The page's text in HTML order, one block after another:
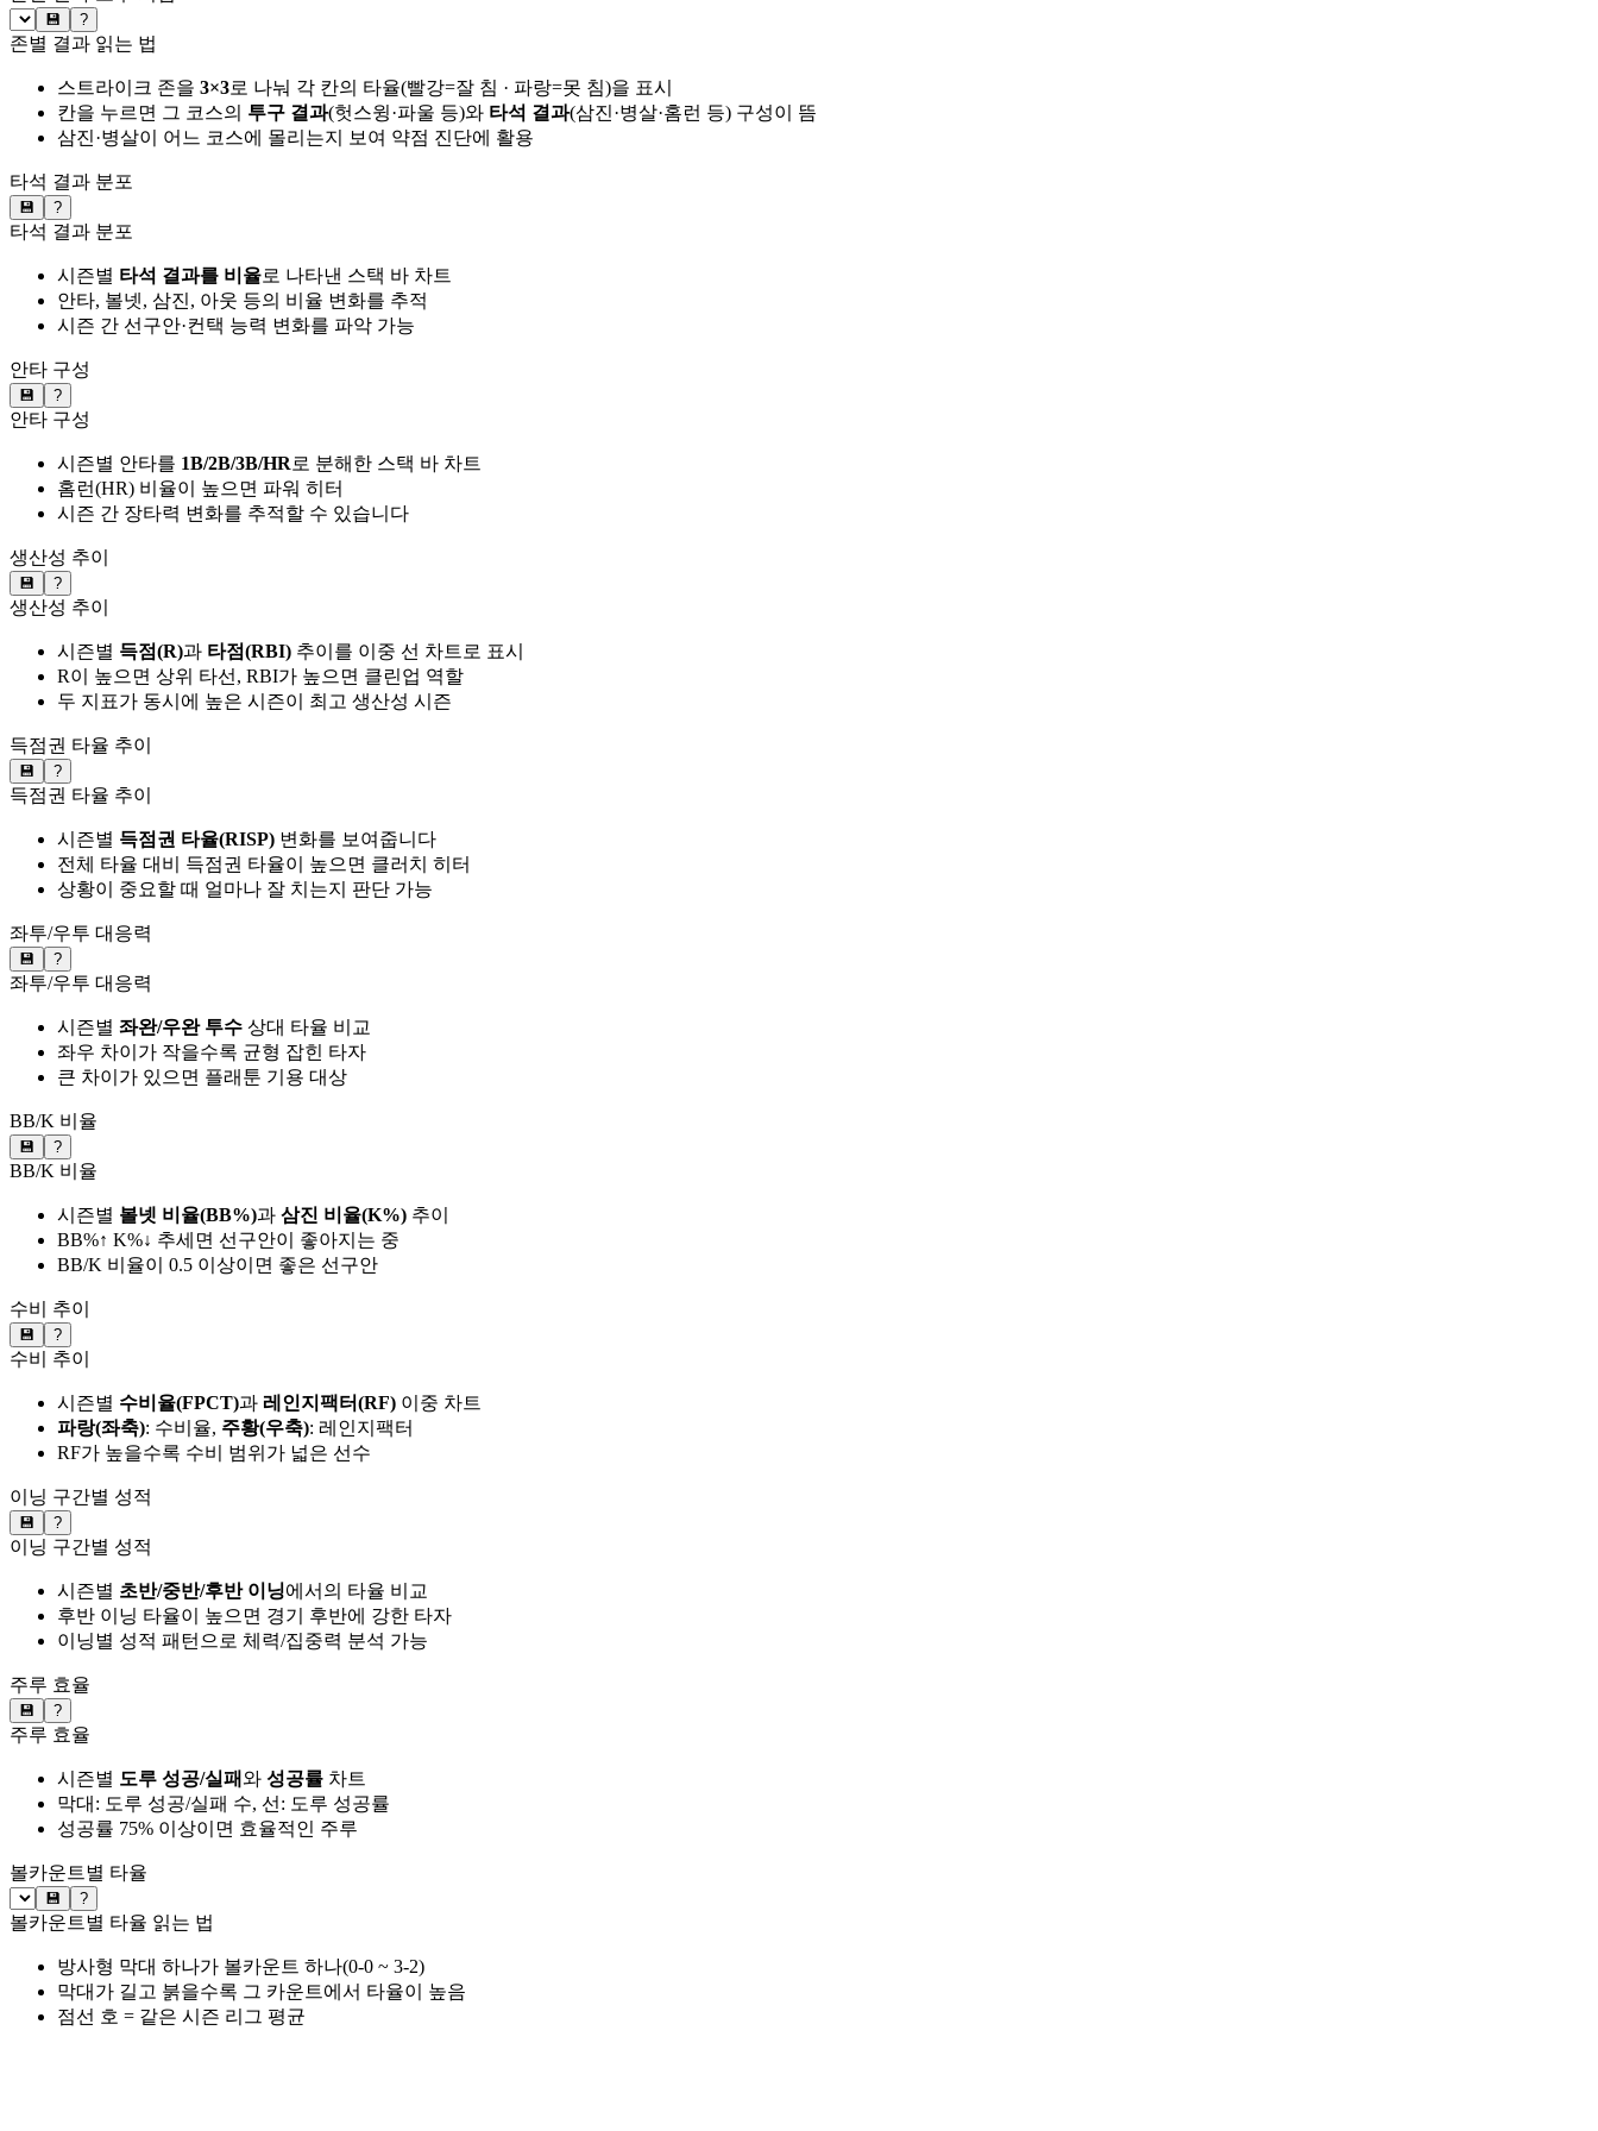
💾 ?
존별 결과 읽는 법
스트라이크 존을 3×3로 나눠 각 칸의 타율(빨강=잘 침 · 파랑=못 침)을 표시
칸을 누르면 그 코스의 투구 결과(헛스윙·파울 등)와 타석 결과(삼진·병살·홈런 등) 구성이 뜸
삼진·병살이 어느 코스에 몰리는지 보여 약점 진단에 활용
타석 결과 분포
💾 ?
타석 결과 분포
시즌별 타석 결과를 비율로 나타낸 스택 바 차트
안타, 볼넷, 삼진, 아웃 등의 비율 변화를 추적
시즌 간 선구안·컨택 능력 변화를 파악 가능
안타 구성
💾 ?
안타 구성
시즌별 안타를 1B/2B/3B/HR로 분해한 스택 바 차트
홈런(HR) 비율이 높으면 파워 히터
시즌 간 장타력 변화를 추적할 수 있습니다
생산성 추이
💾 ?
생산성 추이
시즌별 득점(R)과 타점(RBI) 추이를 이중 선 차트로 표시
R이 높으면 상위 타선, RBI가 높으면 클린업 역할
두 지표가 동시에 높은 시즌이 최고 생산성 시즌
득점권 타율 추이
💾 ?
득점권 타율 추이
시즌별 득점권 타율(RISP) 변화를 보여줍니다
전체 타율 대비 득점권 타율이 높으면 클러치 히터
상황이 중요할 때 얼마나 잘 치는지 판단 가능
좌투/우투 대응력
💾 ?
좌투/우투 대응력
시즌별 좌완/우완 투수 상대 타율 비교
좌우 차이가 작을수록 균형 잡힌 타자
큰 차이가 있으면 플래툰 기용 대상
BB/K 비율
💾 ?
BB/K 비율
시즌별 볼넷 비율(BB%)과 삼진 비율(K%) 추이
BB%↑ K%↓ 추세면 선구안이 좋아지는 중
BB/K 비율이 0.5 이상이면 좋은 선구안
수비 추이
💾 ?
수비 추이
시즌별 수비율(FPCT)과 레인지팩터(RF) 이중 차트
파랑(좌축): 수비율, 주황(우축): 레인지팩터
RF가 높을수록 수비 범위가 넓은 선수
이닝 구간별 성적
💾 ?
이닝 구간별 성적
시즌별 초반/중반/후반 이닝에서의 타율 비교
후반 이닝 타율이 높으면 경기 후반에 강한 타자
이닝별 성적 패턴으로 체력/집중력 분석 가능
주루 효율
💾 ?
주루 효율
시즌별 도루 성공/실패와 성공률 차트
막대: 도루 성공/실패 수, 선: 도루 성공률
성공률 75% 이상이면 효율적인 주루
볼카운트별 타율
💾 ?
볼카운트별 타율 읽는 법
방사형 막대 하나가 볼카운트 하나(0-0 ~ 3-2)
막대가 길고 붉을수록 그 카운트에서 타율이 높음
점선 호 = 같은 시즌 리그 평균